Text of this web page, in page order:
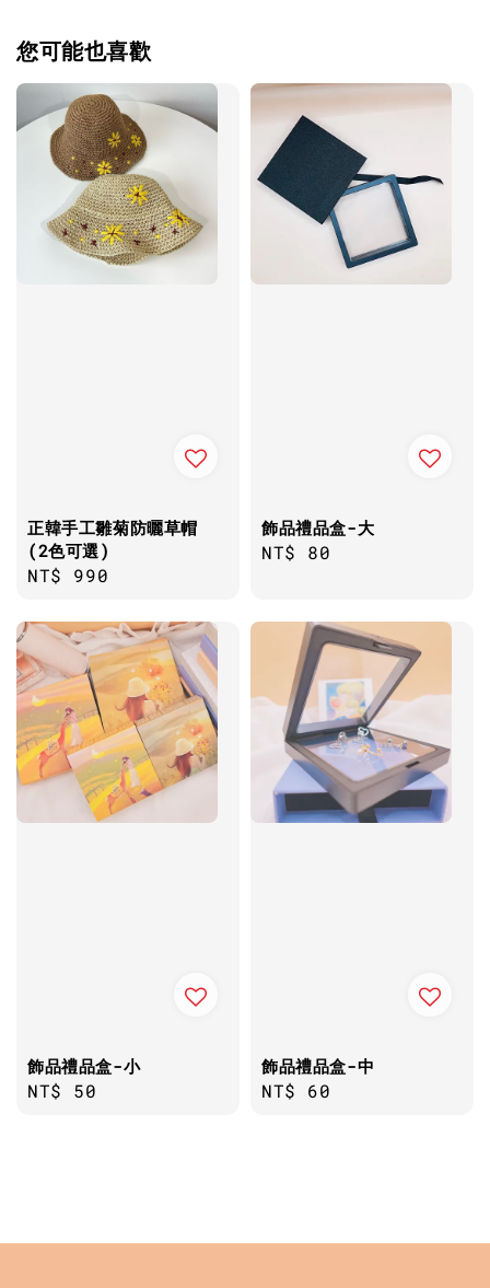
您可能也喜歡
正韓手工雛菊防曬草帽
(2色可選)
Regular
NT$ 990
飾品禮品盒-大
Regular
NT$ 80
飾品禮品盒-小
Regular
NT$ 50
飾品禮品盒-中
Regular
NT$ 60